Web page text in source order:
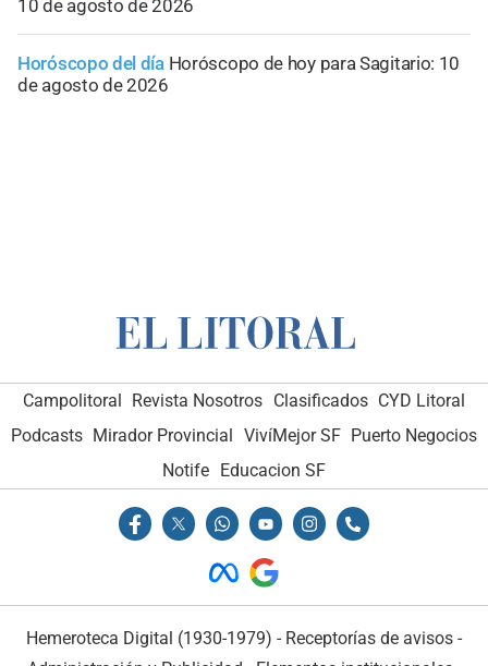
10 de agosto de 2026
Horóscopo del día Horóscopo de hoy para Sagitario: 10
de agosto de 2026
Campolitoral Revista Nosotros Clasificados CYD Litoral
Podcasts Mirador Provincial VivíMejor SF Puerto Negocios
Notife
Educacion SF
Hemeroteca Digital (1930-1979) - Receptorías de avisos -